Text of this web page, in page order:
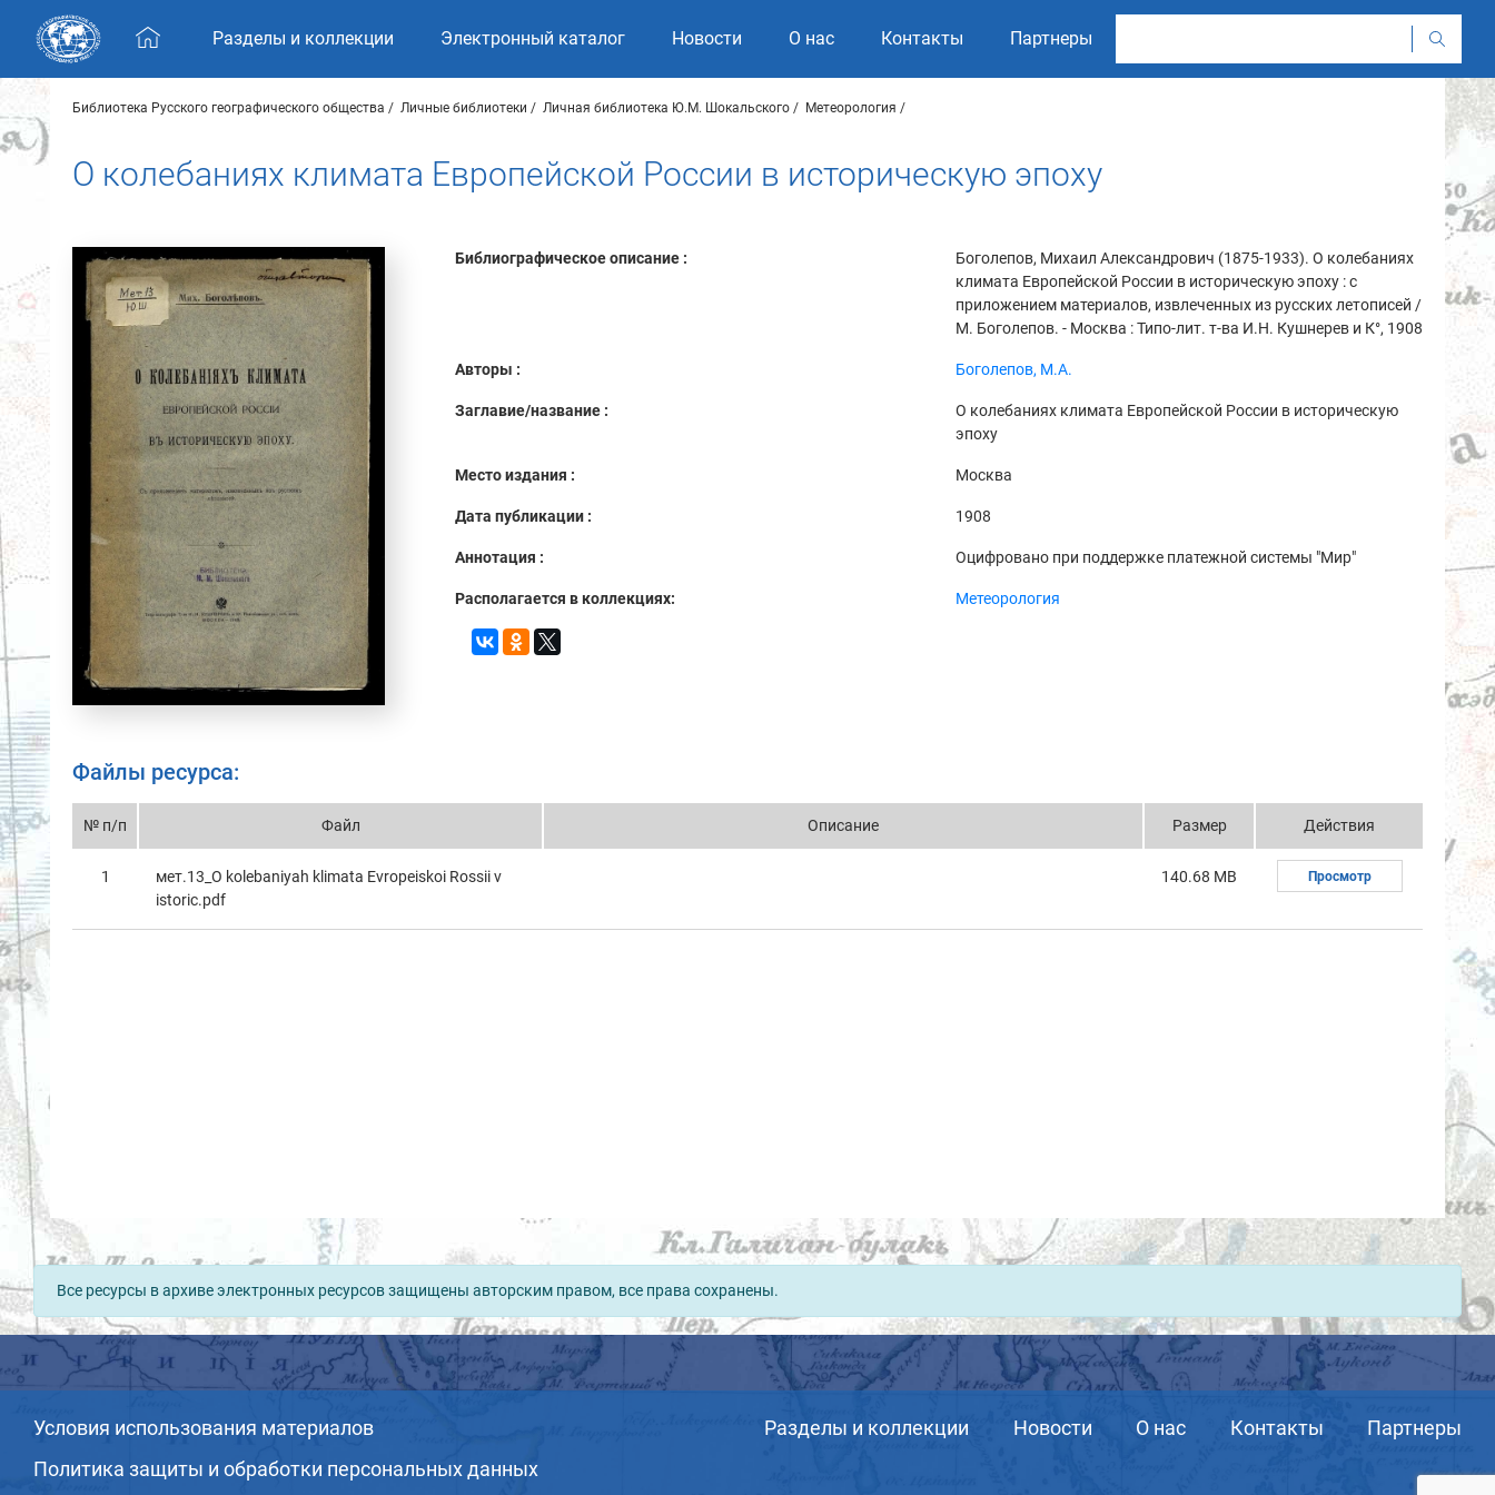
Skip navigation
Разделы и коллекции Электронный каталог Новости О нас Контакты Партнеры
Библиотека Русского географического общества Личные библиотеки Личная библиотека Ю.М. Шокальского Метеорология
О колебаниях климата Европейской России в историческую эпоху
Библиографическое описание :
Боголепов, Михаил Александрович (1875-1933). О колебаниях
климата Европейской России в историческую эпоху : с
приложением материалов, извлеченных из русских летописей /
М. Боголепов. - Москва : Типо-лит. т-ва И.Н. Кушнерев и К°, 1908
Авторы : Боголепов, М.А.
Заглавие/название :
О колебаниях климата Европейской России в историческую
эпоху
Место издания : Москва
Дата публикации : 1908
Аннотация : Оцифровано при поддержке платежной системы "Мир"
Располагается в коллекциях: Метеорология
Файлы ресурса:
№ п/п Файл Описание Размер Действия
1
мет.13_O kolebaniyah klimata Evropeiskoi Rossii v
istoric.pdf
140.68 MB Просмотр
Все ресурсы в архиве электронных ресурсов защищены авторским правом, все права сохранены.
Условия использования материалов
Политика защиты и обработки персональных данных
Разделы и коллекции Новости О нас Контакты Партнеры